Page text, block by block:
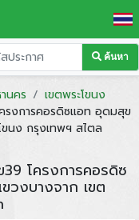
ค้นหา
นคร
เขตพระโขนง
รงการคอรดิซแอท อุดมสุข
นง กรุงเทพฯ สไตล
39 โครงการคอรดิซ
งบางจาก เขต